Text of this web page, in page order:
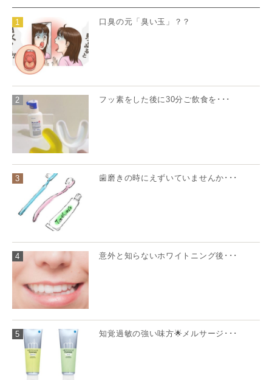
1 口臭の元「臭い玉」？？
2 フッ素をした後に30分ご飲食を･･･
3 歯磨きの時にえずいていませんか･･･
4 意外と知らないホワイトニング後･･･
5 知覚過敏の強い味方🌟メルサージ･･･